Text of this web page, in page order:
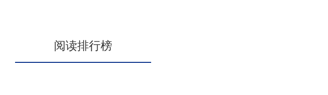
阅读排行榜